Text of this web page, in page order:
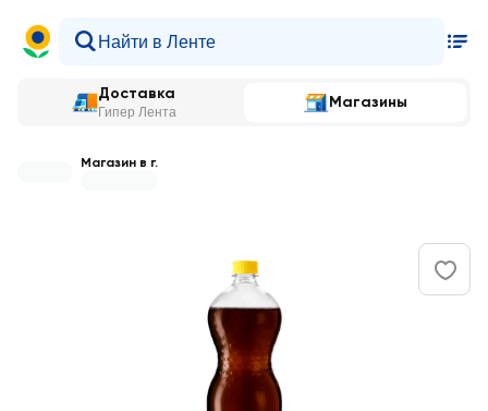
Доставка
Гипер Лента
Магазины
Магазин в г.